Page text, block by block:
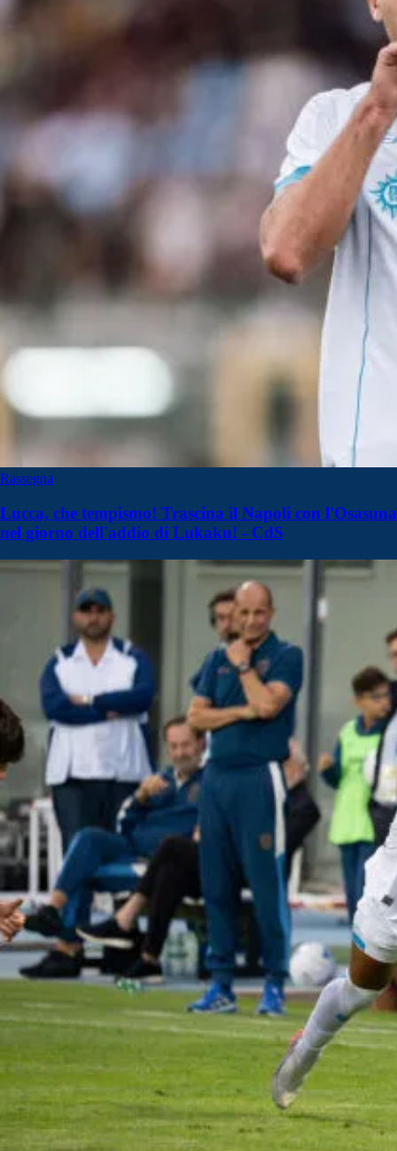
Rassegna
Lucca, che tempismo! Trascina il Napoli con l'Osasuna
nel giorno dell'addio di Lukaku! - CdS